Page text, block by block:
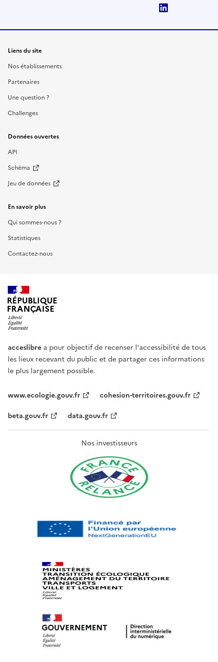
Liens du site
Nos établissements
Partenaires
Une question ?
Challenges
Données ouvertes
API
Schéma
Jeu de données
En savoir plus
Qui sommes-nous ?
Statistiques
Contactez-nous
RÉPUBLIQUE
FRANÇAISE
acceslibre a pour objectif de recenser l'accessibilité de tous
les lieux recevant du public et de partager ces informations
le plus largement possible.
www.ecologie.gouv.fr
cohesion-territoires.gouv.fr
beta.gouv.fr
data.gouv.fr
Nos investisseurs